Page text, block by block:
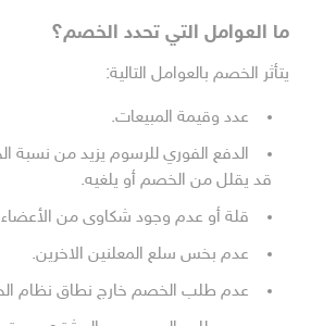
ما العوامل التي تحدد الخصم؟
يتأثر الخصم بالعوامل التالية:
عدد وقيمة المبيعات.
الدفع الفوري للرسوم يزيد من نسبة
قد يقلل من الخصم أو يلغيه.
قلة أو عدم وجود شكاوى من
عدم بخس سلع المعلنين الاخرين.
عدم طلب الخصم خارج نطاق نظام